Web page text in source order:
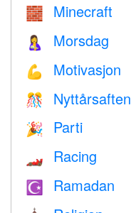
🧱 Minecraft
🤱 Morsdag
💪 Motivasjon
🎊 Nyttårsaften
🎉 Parti
🏎 Racing
☪️ Ramadan